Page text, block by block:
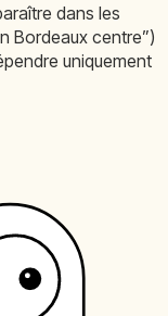
dans les
Bordeaux centre”)
uniquement